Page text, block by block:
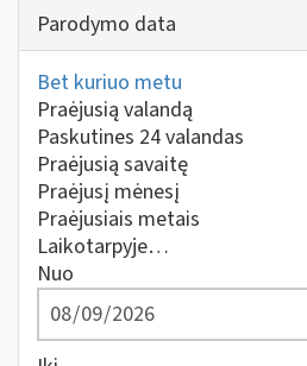
Parodymo data
Bet kuriuo metu
Praėjusią valandą
Paskutines 24 valandas
Praėjusią savaitę
Praėjusį mėnesį
Praėjusiais metais
Laikotarpyje…
Nuo